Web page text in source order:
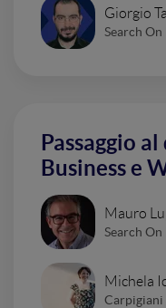
Giorgio
Search
Passaggio
Business e
Mauro
Search
Michela
Carpigiani